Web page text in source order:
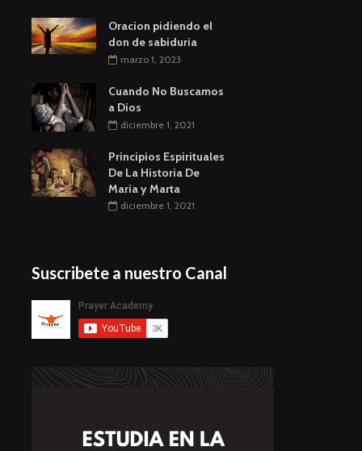
Oracion pidiendo el
don de sabiduria
marzo 1, 2023
Cuando No Buscamos
a Dios
diciembre 1, 2021
Principios Espirituales
De La Historia De
Maria y Marta
diciembre 1, 2021
Suscribete a nuestro Canal